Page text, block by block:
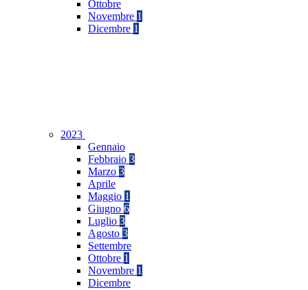
Ottobre
Novembre 1
Dicembre 1
2023
Gennaio
Febbraio 3
Marzo 3
Aprile
Maggio 1
Giugno 6
Luglio 3
Agosto 3
Settembre
Ottobre 1
Novembre 1
Dicembre